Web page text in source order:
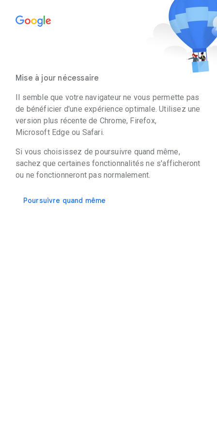
Mise à jour nécessaire
Il semble que votre navigateur ne vous permette pas
de bénéficier d'une expérience optimale. Utilisez une
version plus récente de Chrome, Firefox,
Microsoft Edge ou Safari.
Si vous choisissez de poursuivre quand même,
sachez que certaines fonctionnalités ne s'afficheront
ou ne fonctionneront pas normalement.
Poursuivre quand même